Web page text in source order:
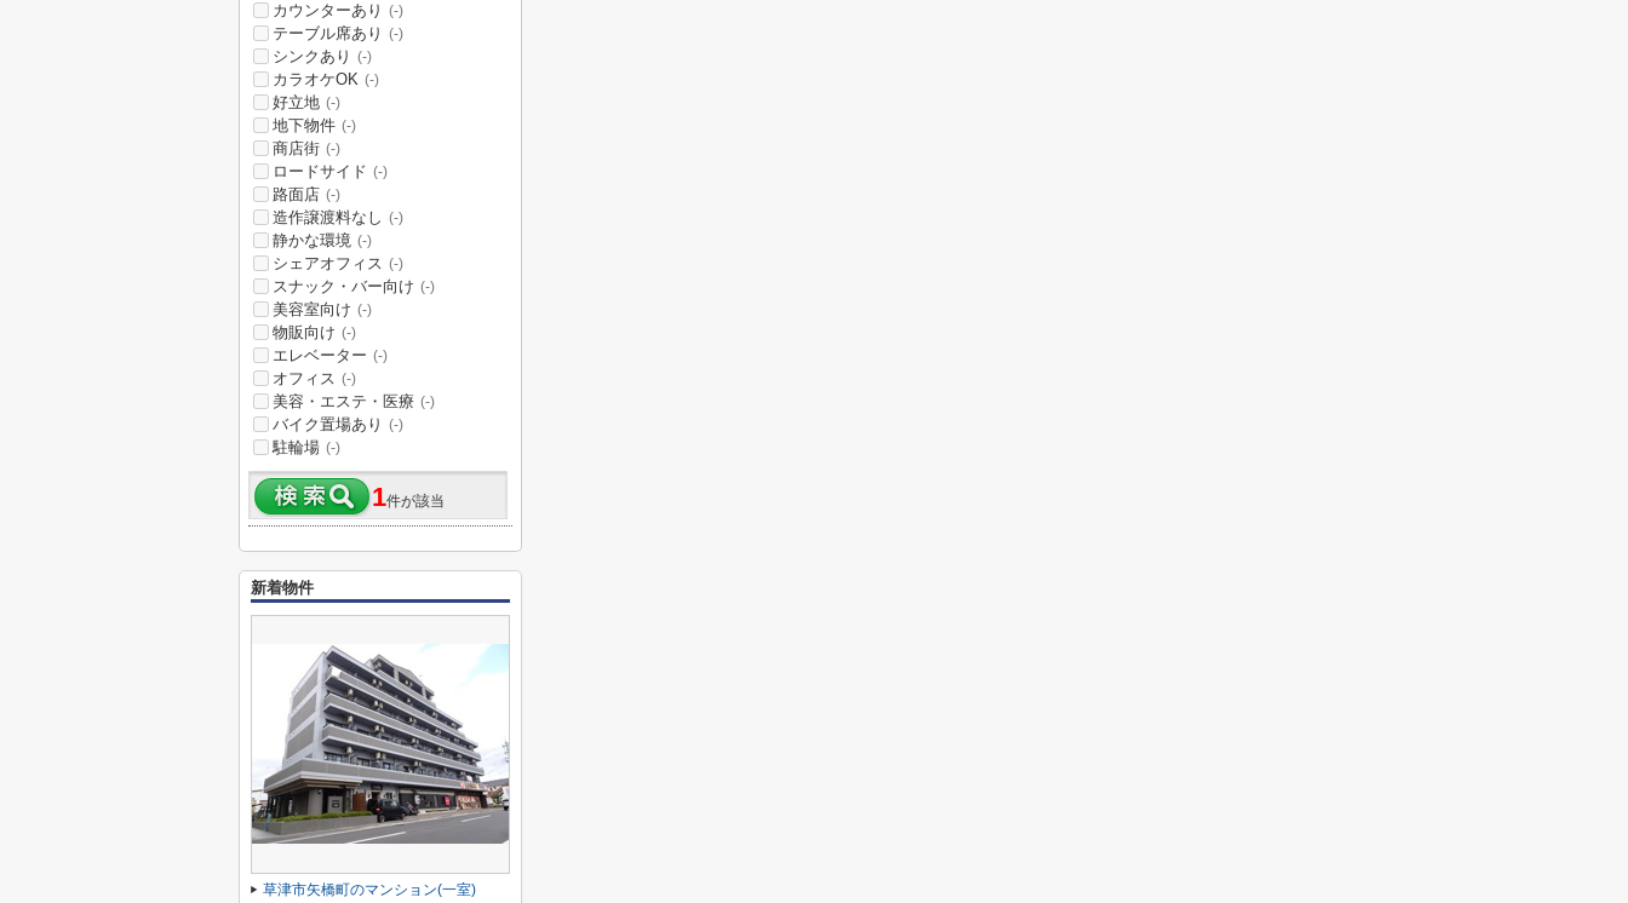
カウンターあり (-)
テーブル席あり (-)
シンクあり (-)
カラオケOK (-)
好立地 (-)
地下物件 (-)
商店街 (-)
ロードサイド (-)
路面店 (-)
造作譲渡料なし (-)
静かな環境 (-)
シェアオフィス (-)
スナック・バー向け (-)
美容室向け (-)
物販向け (-)
エレベーター (-)
オフィス (-)
美容・エステ・医療 (-)
バイク置場あり (-)
駐輪場 (-)
1件が該当
新着物件
草津市矢橋町のマンション(一室)